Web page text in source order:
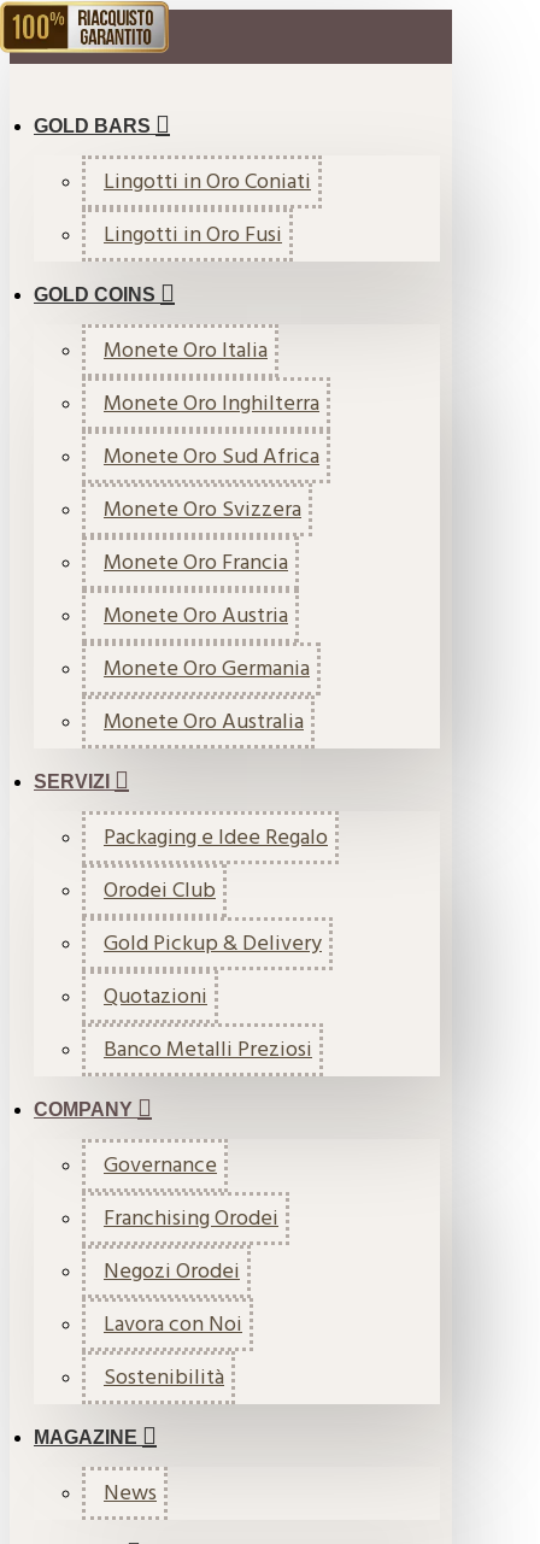
MENU
GOLD BARS
Lingotti in Oro Coniati
Lingotti in Oro Fusi
GOLD COINS
Monete Oro Italia
Monete Oro Inghilterra
Monete Oro Sud Africa
Monete Oro Svizzera
Monete Oro Francia
Monete Oro Austria
Monete Oro Germania
Monete Oro Australia
SERVIZI
Packaging e Idee Regalo
Orodei Club
Gold Pickup & Delivery
Quotazioni
Banco Metalli Preziosi
COMPANY
Governance
Franchising Orodei
Negozi Orodei
Lavora con Noi
Sostenibilità
MAGAZINE
News
RIACQUISTO GARANTITO